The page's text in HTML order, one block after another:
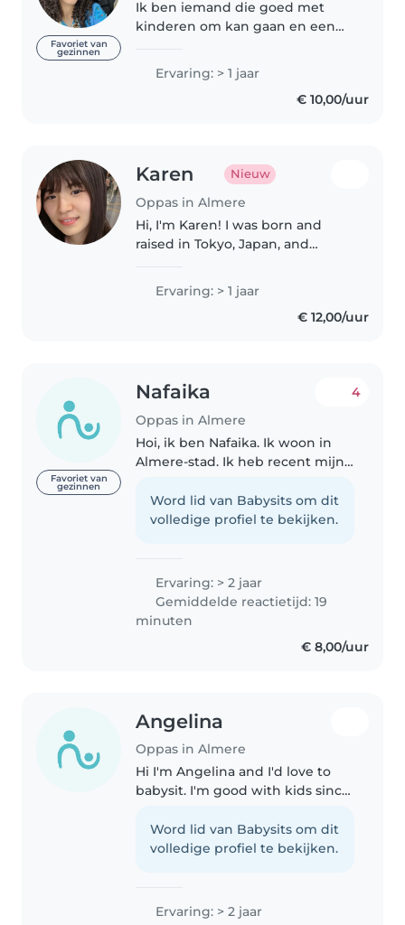
Favoriet van
gezinnen
Ik ben iemand die goed met
kinderen om kan gaan en een
Ik vind het leuk om activiteiten
te doen die zowel gezellig als
leerzaam zijn, zoals spelletjes,..
Ervaring: > 1 jaar
€ 10,00/uur
Karen Nieuw
Oppas in Almere
Hi, I'm Karen! I was born and
raised in Tokyo, Japan, and
where I gained valuable
international and cross-cultural
experience about 2 years ago. I
Ervaring: > 1 jaar
€ 12,00/uur
Favoriet van
gezinnen
Nafaika
Oppas in Almere
4
Hoi, ik ben Nafaika. Ik woon in
Almere-stad. Ik heb recent mijn
kinderopvang genaamd partou,
en ik vond dat erg jammer
Word lid van Babysits om dit
volledige profiel te bekijken.
Ervaring: > 2 jaar
Gemiddelde reactietijd: 19
minuten
€ 8,00/uur
Angelina
Oppas in Almere
Hi I'm Angelina and I'd love to
babysit. I'm good with kids since
toddler a baby and a
preschooler. But since my
Word lid van Babysits om dit
volledige profiel te bekijken.
Ervaring: > 2 jaar